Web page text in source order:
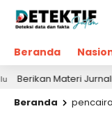
Beranda
Materi Jurnalistik
Beranda